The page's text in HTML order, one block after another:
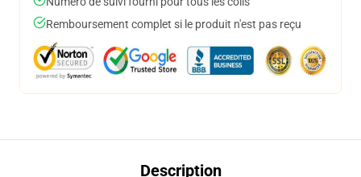
Remboursement complet si le produit n'est pas reçu
Description